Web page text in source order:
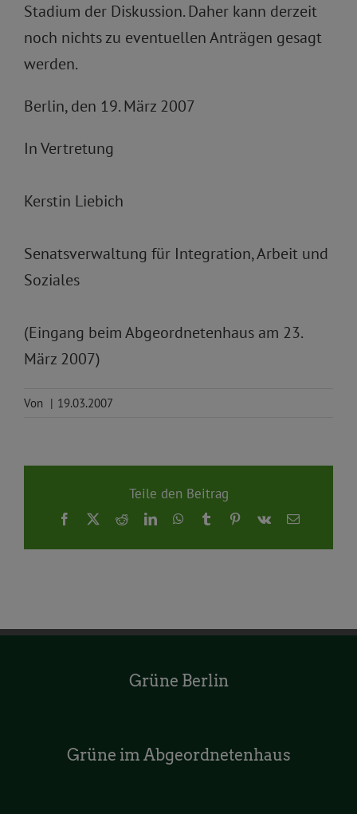
Stadium der Diskussion. Daher kann derzeit
noch nichts zu eventuellen Anträgen gesagt
werden.
Berlin, den 19. März 2007
In Vertretung
Kerstin Liebich
Senatsverwaltung für Integration, Arbeit und
Soziales
(Eingang beim Abgeordnetenhaus am 23.
März 2007)
Von | 19.03.2007
Teile den Beitrag
Facebook
X RedditLinkedInWhatsApp
TumblrPinterest
Vk
E-
Grüne Berlin
Grüne im Abgeordnetenhaus